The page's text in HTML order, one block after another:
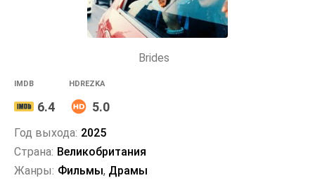
Brides
IMDB
6.4
HDREZKA
5.0
Год выхода: 2025
Страна: Великобритания
Жанры: Фильмы, Драмы